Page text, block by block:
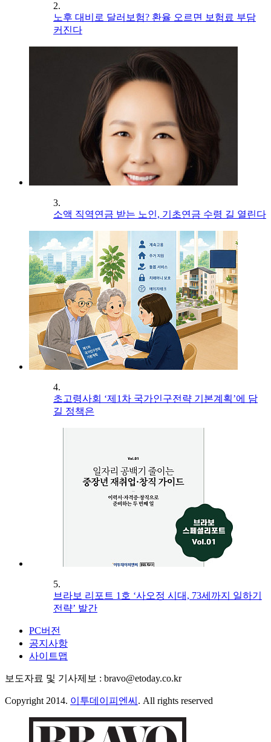
2.
노후 대비로 달러보험? 환율 오르면 보험료 부담
커진다
3.
소액 직역연금 받는 노인, 기초연금 수령 길 열린다
4.
초고령사회 ‘제1차 국가인구전략 기본계획’에 담
길 정책은
5.
브라보 리포트 1호 ‘사오정 시대, 73세까지 일하기
전략’ 발간
PC버전
공지사항
사이트맵
보도자료 및 기사제보 : bravo@etoday.co.kr
Copyright 2014. 이투데이피엔씨 . All rights reserved